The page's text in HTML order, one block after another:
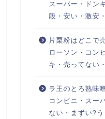
スーパー・ドン
段・安い・激安
片栗粉はどこで
ローソン・コン
キ・売ってない
ラ王のとろ熟味
コンビニ・スー
ない・まずい?